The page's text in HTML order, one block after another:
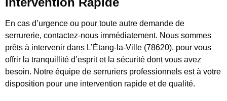
En cas d’urgence ou pour toute autre demande de
serrurerie, contactez-nous immédiatement. Nous sommes
prêts à intervenir dans L’Étang-la-Ville (78620). pour vous
offrir la tranquillité d’esprit et la sécurité dont vous avez
besoin. Notre équipe de serruriers professionnels est à votre
disposition pour une intervention rapide et de qualité.